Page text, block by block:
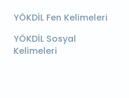
YÖKDİL Fen Kelimeleri
YÖKDİL Sosyal
Kelimeleri